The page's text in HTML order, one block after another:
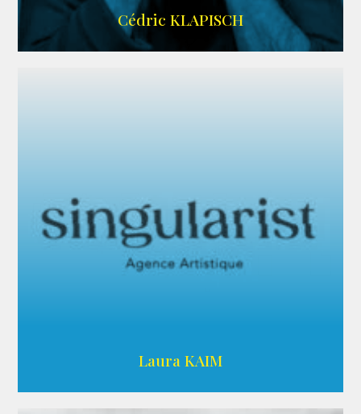
Cédric KLAPISCH
Laura KAIM